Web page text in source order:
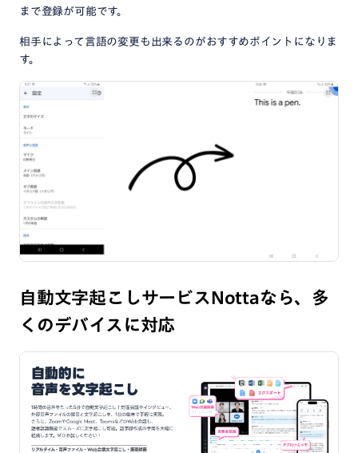
まで登録が可能です。
相手によって言語の変更も出来るのがおすすめポイントになりま
す。
自動文字起こしサービスNottaなら、多
くのデバイスに対応